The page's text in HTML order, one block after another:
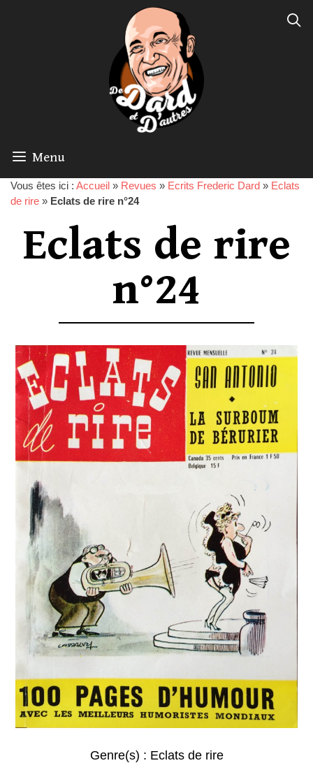
Menu
Vous êtes ici : Accueil » Revues » Ecrits Frederic Dard » Eclats
de rire » Eclats de rire n°24
Eclats de rire
n°24
Genre(s) : Eclats de rire